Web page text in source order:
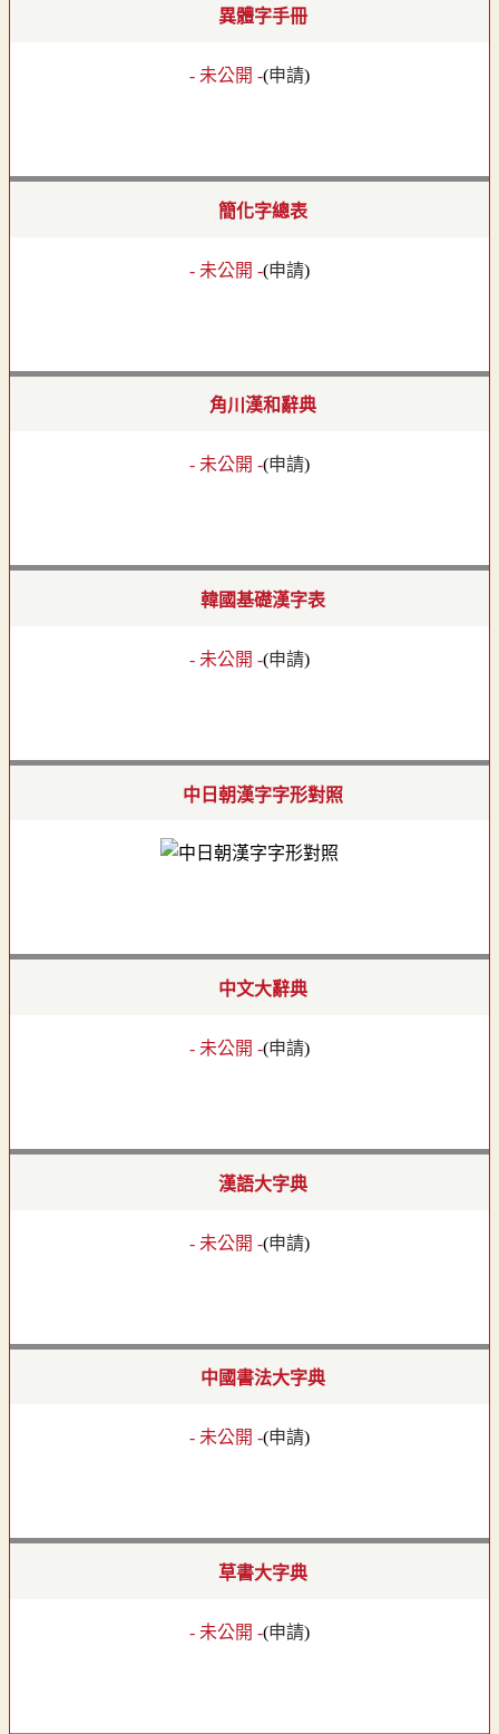
異體字手冊
- 未公開 -(申請)
簡化字總表
- 未公開 -(申請)
角川漢和辭典
- 未公開 -(申請)
韓國基礎漢字表
- 未公開 -(申請)
中日朝漢字字形對照
中文大辭典
- 未公開 -(申請)
漢語大字典
- 未公開 -(申請)
中國書法大字典
- 未公開 -(申請)
草書大字典
- 未公開 -(申請)